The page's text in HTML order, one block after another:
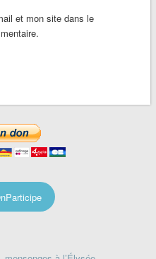
et mon site dans le